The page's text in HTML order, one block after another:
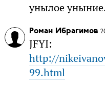
унылое
Роман Ибрагимов
JFYI:
http://
99.html